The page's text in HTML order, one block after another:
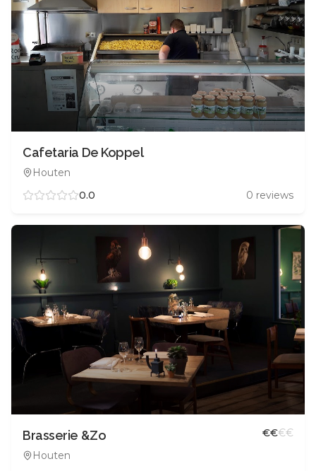
Cafetaria De Koppel
Houten
0.0
0 reviews
Brasserie &Zo
Houten
€€€€